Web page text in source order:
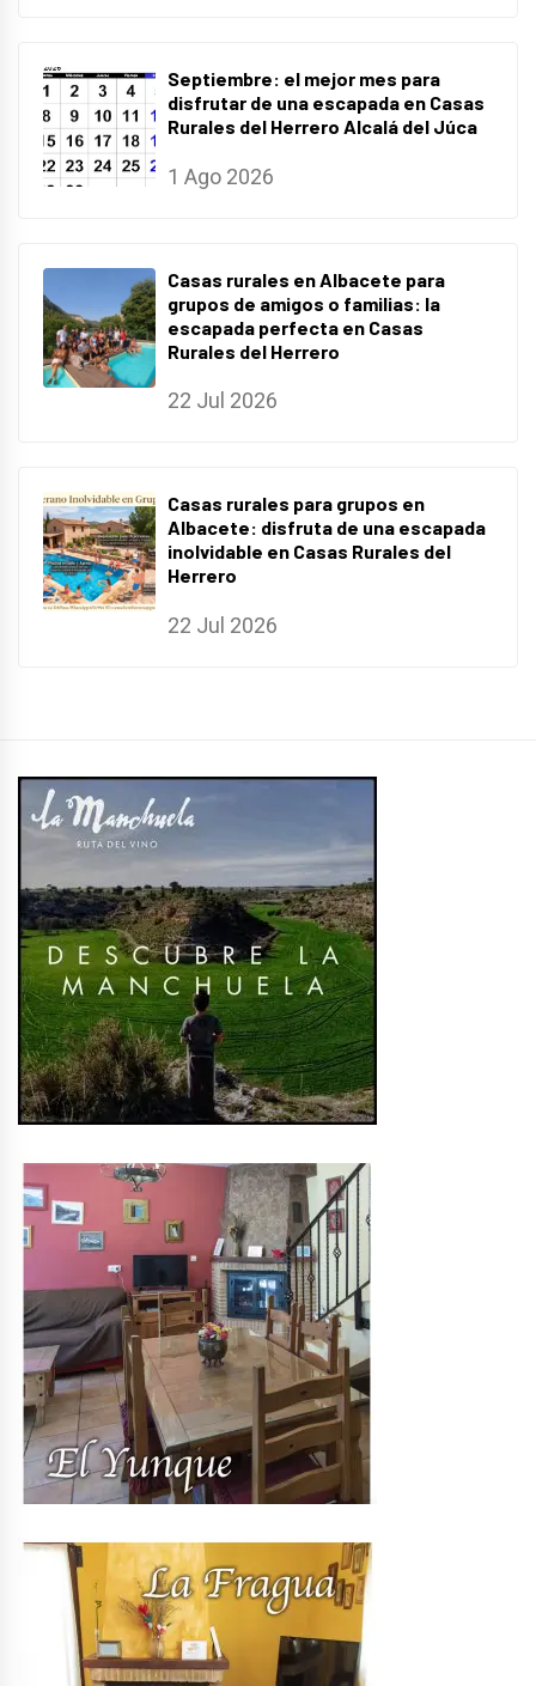
Septiembre: el mejor mes para
disfrutar de una escapada en Casas
Rurales del Herrero Alcalá del Júca
1 Ago 2026
Casas rurales en Albacete para
grupos de amigos o familias: la
escapada perfecta en Casas
Rurales del Herrero
22 Jul 2026
Casas rurales para grupos en
Albacete: disfruta de una escapada
inolvidable en Casas Rurales del
Herrero
22 Jul 2026